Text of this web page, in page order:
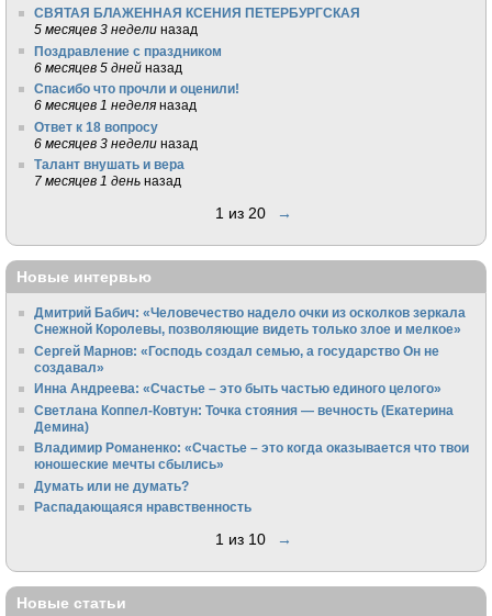
СВЯТАЯ БЛАЖЕННАЯ КСЕНИЯ ПЕТЕРБУРГСКАЯ
5 месяцев 3 недели назад
Поздравление с праздником
6 месяцев 5 дней назад
Спасибо что прочли и оценили!
6 месяцев 1 неделя назад
Ответ к 18 вопросу
6 месяцев 3 недели назад
Талант внушать и вера
7 месяцев 1 день назад
1 из 20 →
Новые интервью
Дмитрий Бабич: «Человечество надело очки из осколков зеркала
Снежной Королевы, позволяющие видеть только злое и мелкое»
Сергей Марнов: «Господь создал семью, а государство Он не
создавал»
Инна Андреева: «Счастье – это быть частью единого целого»
Светлана Коппел-Ковтун: Точка стояния — вечность (Екатерина
Демина)
Владимир Романенко: «Счастье – это когда оказывается что твои
юношеские мечты сбылись»
Думать или не думать?
Распадающаяся нравственность
1 из 10 →
Новые статьи